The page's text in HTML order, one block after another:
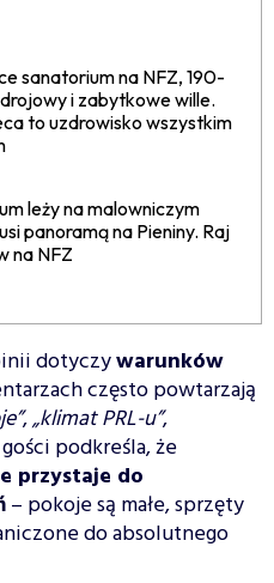
sanatorium na NFZ, 190-
i zabytkowe wille.
to uzdrowisko wszystkim
leży na malowniczym
panoramą na Pieniny. Raj
na NFZ
dotyczywarunków
często powtarzają
,„klimat PRL-u”,
podkreśla, że
przystaje do
– pokoje są małe, sprzęty
do absolutnego